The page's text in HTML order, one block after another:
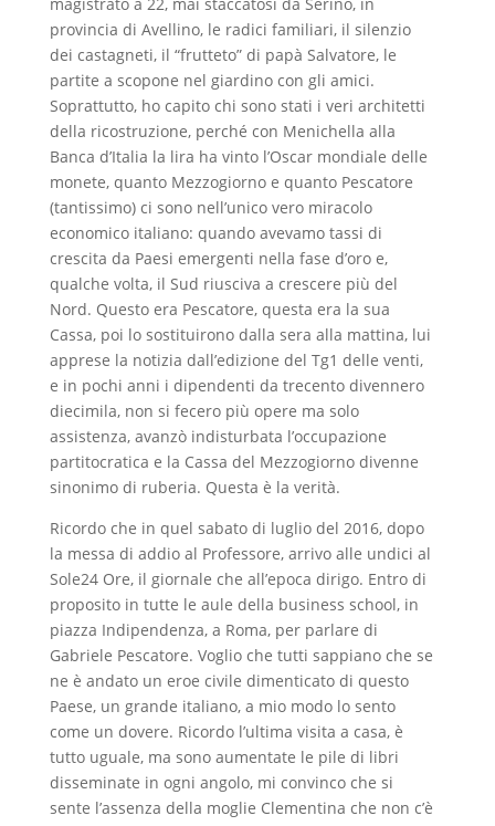
provincia di Avellino, le radici familiari, il silenzio
dei castagneti, il “frutteto” di papà Salvatore, le
partite a scopone nel giardino con gli amici.
Soprattutto, ho capito chi sono stati i veri architetti
della ricostruzione, perché con Menichella alla
Banca d’Italia la lira ha vinto l’Oscar mondiale delle
monete, quanto Mezzogiorno e quanto Pescatore
(tantissimo) ci sono nell’unico vero miracolo
economico italiano: quando avevamo tassi di
crescita da Paesi emergenti nella fase d’oro e,
qualche volta, il Sud riusciva a crescere più del
Nord. Questo era Pescatore, questa era la sua
Cassa, poi lo sostituirono dalla sera alla mattina, lui
apprese la notizia dall’edizione del Tg1 delle venti,
e in pochi anni i dipendenti da trecento divennero
diecimila, non si fecero più opere ma solo
assistenza, avanzò indisturbata l’occupazione
partitocratica e la Cassa del Mezzogiorno divenne
sinonimo di ruberia. Questa è la verità.
Ricordo che in quel sabato di luglio del 2016, dopo
la messa di addio al Professore, arrivo alle undici al
Sole24 Ore, il giornale che all’epoca dirigo. Entro di
proposito in tutte le aule della business school, in
piazza Indipendenza, a Roma, per parlare di
Gabriele Pescatore. Voglio che tutti sappiano che se
ne è andato un eroe civile dimenticato di questo
Paese, un grande italiano, a mio modo lo sento
come un dovere. Ricordo l’ultima visita a casa, è
tutto uguale, ma sono aumentate le pile di libri
disseminate in ogni angolo, mi convinco che si
sente l’assenza della moglie Clementina che non c’è